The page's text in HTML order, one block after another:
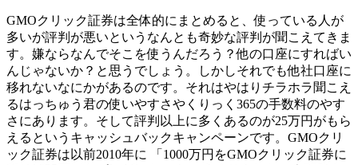
GMOクリック証券は全体的にまとめると、使っている人が
多いが評判が悪いというなんとも奇妙な評判が聞こえてきま
す。嫌ならなんでそこを使うんだろう？他の口座にすればい
んじゃないか？と思うでしょう。しかしそれでも他社口座に
移れないなにかがあるのです。それはやはりチラホラ聞こえ
るはっちゅう君の使いやすさやくりっく365の手数料のやす
さにあります。そして評判以上に多くあるのが25万円がもら
えるというキャッシュバックキャンペーンです。GMOクリ
ック証券は以前2010年に 「1000万円をGMOクリック証券に